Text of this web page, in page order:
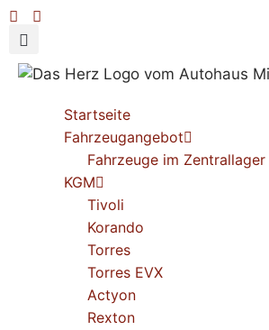
Startseite
Fahrzeugangebot
Fahrzeuge im Zentrallager
KGM
Tivoli
Korando
Torres
Torres EVX
Actyon
Rexton